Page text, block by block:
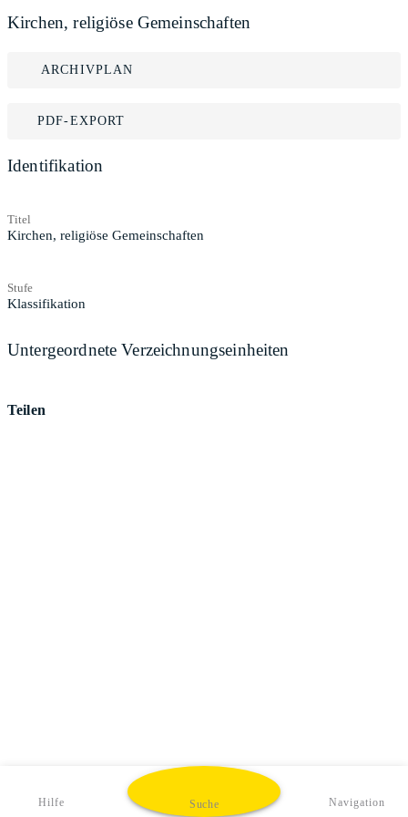
Kirchen, religiöse Gemeinschaften
ARCHIVPLAN
PDF-EXPORT
Identifikation
Titel
Kirchen, religiöse Gemeinschaften
Stufe
Klassifikation
Untergeordnete Verzeichnungseinheiten
Teilen
Hilfe Suche Navigation